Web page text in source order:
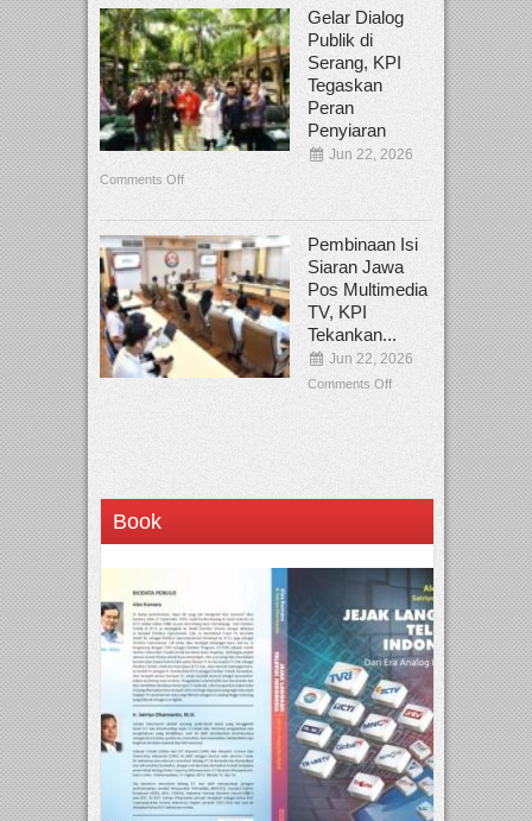
Gelar Dialog
Publik di
Serang, KPI
Tegaskan
Peran
Penyiaran
Jun 22, 2026
Comments Off
Pembinaan Isi
Siaran Jawa
Pos Multimedia
TV, KPI
Tekankan...
Jun 22, 2026
Comments Off
Book